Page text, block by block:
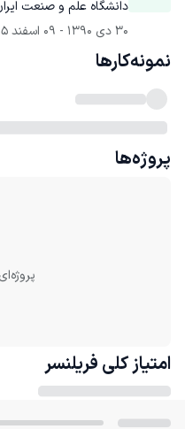
دانشگاه علم و صنعت
30 دی 1390
- 09 اسفند 1395
نمونه‌کارها
پروژه‌ها
امتیاز کلی فریلنسر